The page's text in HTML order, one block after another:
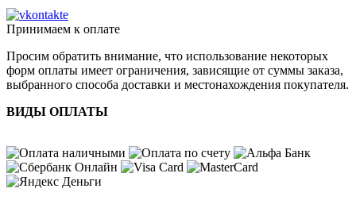
Принимаем к оплате
Просим обратить внимание, что использование некоторых
форм оплаты имеет ограничения, зависящие от суммы заказа,
выбранного способа доставки и местонахождения покупателя.
ВИДЫ ОПЛАТЫ